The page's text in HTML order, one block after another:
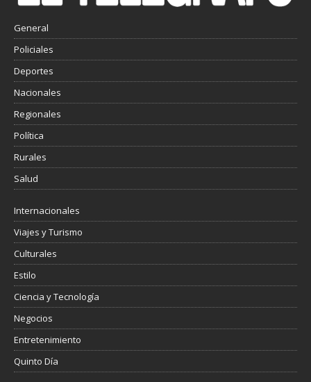
General
Policiales
Deportes
Nacionales
Regionales
Política
Rurales
Salud
Internacionales
Viajes y Turismo
Culturales
Estilo
Ciencia y Tecnología
Negocios
Entretenimiento
Quinto Día